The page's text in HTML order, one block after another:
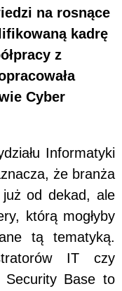
na rosnące
kadrę
z
Cyber
Informatyki
że branża
już od dekad, ale
którą mogłyby
tą tematyką.
IT czy
Security Base to